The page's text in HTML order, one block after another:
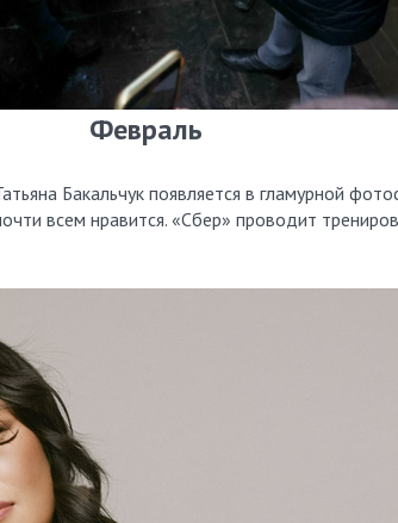
Февраль
Бакальчук появляется в гламурной
всем нравится. «Сбер» проводит